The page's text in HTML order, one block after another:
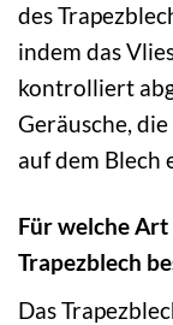
des
indem das
kontrolliert
Geräusche,
auf dem Blech
Für welche Art
Trapezblech
Das